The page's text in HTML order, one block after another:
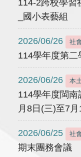
114-2跨校學習
_國小表藝組
2026/06/26 社
114學年度第
2026/06/26 本
114學年度閩
月8日(三)至7
2026/06/25 社
期末團務會議